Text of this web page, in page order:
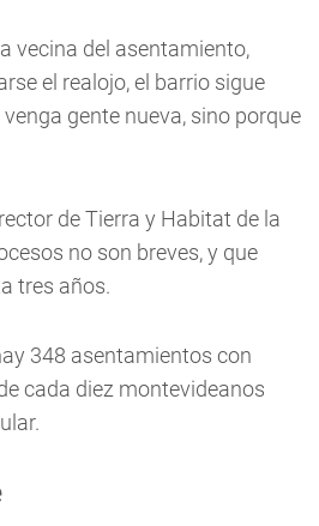
vecina del asentamiento,
el realojo, el barrio sigue
gente nueva, sino porque
de Tierra y Habitat de la
no son breves, y que
tres años.
348 asentamientos con
cada diez montevideanos